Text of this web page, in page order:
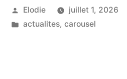
Votre
Publié
par
Elodie
juillet 1, 2026
Publié
actualites, carousel